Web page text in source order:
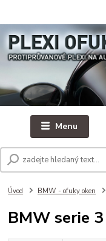
Menu
Úvod BMW - ofuky oken
BMW serie